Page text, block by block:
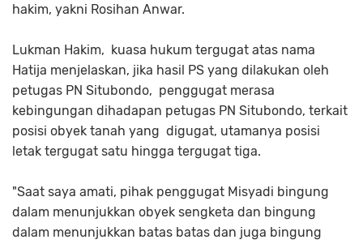
hakim, yakni Rosihan Anwar.
Lukman Hakim, kuasa hukum tergugat atas nama
Hatija menjelaskan, jika hasil PS yang dilakukan oleh
petugas PN Situbondo, penggugat merasa
kebingungan dihadapan petugas PN Situbondo, terkait
posisi obyek tanah yang digugat, utamanya posisi
letak tergugat satu hingga tergugat tiga.
"Saat saya amati, pihak penggugat Misyadi bingung
dalam menunjukkan obyek sengketa dan bingung
dalam menunjukkan batas batas dan juga bingung